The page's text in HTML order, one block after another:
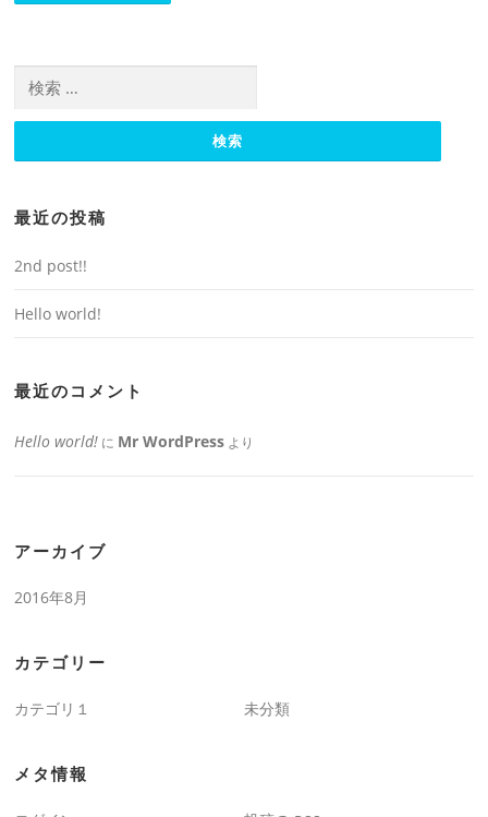
最近の投稿
2nd post!!
Hello world!
最近のコメント
Hello world! に Mr WordPress より
アーカイブ
2016年8月
カテゴリー
カテゴリ１ 未分類
メタ情報